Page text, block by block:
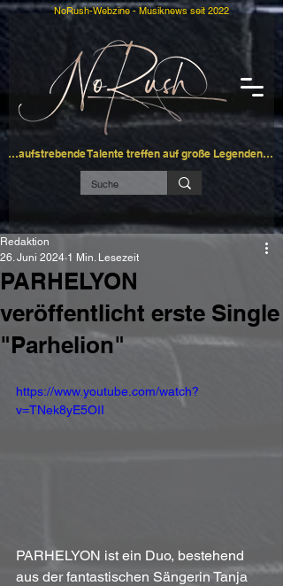
…aufstrebende Talente treffen auf große Legenden…
NoRush-Webzine - Musiknews seit 2022
PARHELYON
veröffentlicht erste Single
"Parhelion"
Redaktion
26. Juni 2024 1 Min. Lesezeit
https://www.youtube.com/watch?
v=TNek8yE5OII
PARHELYON ist ein Duo, bestehend
aus der fantastischen Sängerin Tanja